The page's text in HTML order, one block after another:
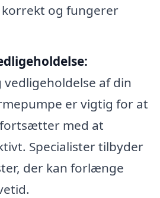
og fungerer
vedligeholdelse af din
er vigtig for at
med at
Specialister tilbyder
der kan forlænge